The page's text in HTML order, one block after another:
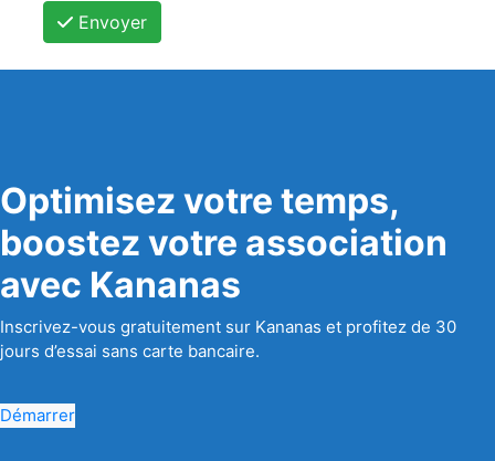
Envoyer
Optimisez votre temps,
boostez votre association
avec Kananas
Inscrivez-vous gratuitement sur Kananas et profitez de 30
jours d’essai sans carte bancaire.
Démarrer